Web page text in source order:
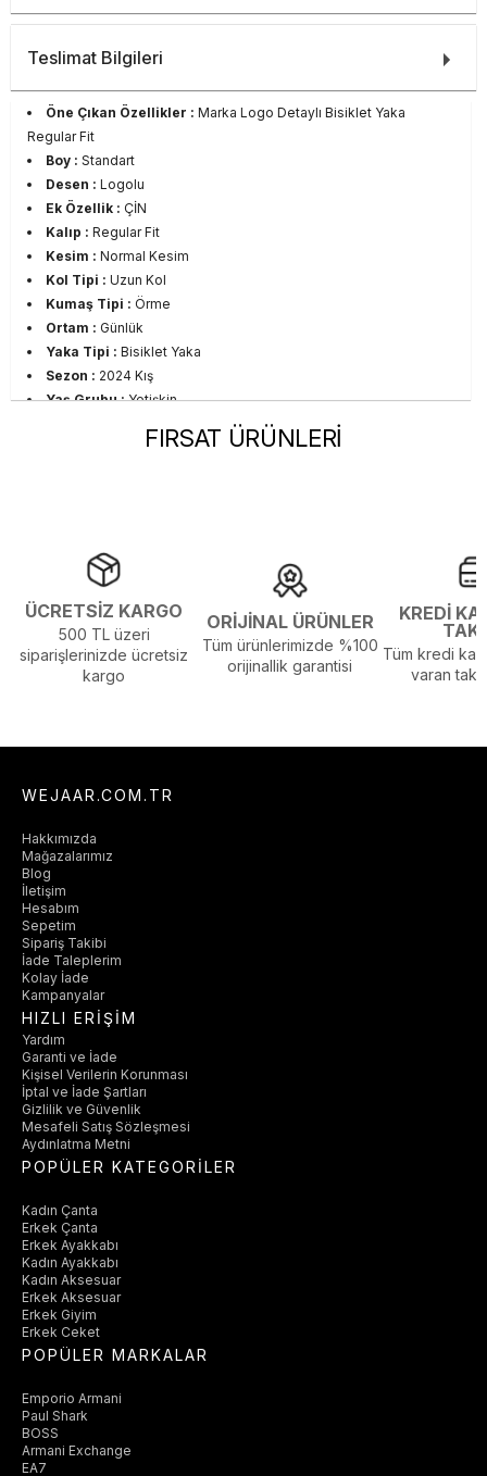
Teslimat Bilgileri
Öne Çıkan Özellikler : Marka Logo Detaylı Bisiklet Yaka
Regular Fit
Boy : Standart
Desen : Logolu
Ek Özellik : ÇİN
Kalıp : Regular Fit
Kesim : Normal Kesim
Kol Tipi : Uzun Kol
Kumaş Tipi : Örme
Ortam : Günlük
Yaka Tipi : Bisiklet Yaka
Sezon : 2024 Kış
Yaş Grubu :Yetişkin
Stüdyo Çekim Ortamında Bulunan Işık ve
Gölgelenmelerden Dolayı Renk Farklılıkları Olabilir
FIRSAT ÜRÜNLERİ
ÜCRETSİZ KARGO
500 TL üzeri
siparişlerinizde ücretsiz
kargo
ORİJİNAL ÜRÜNLER
Tüm ürünlerimizde %100
orijinallik garantisi
KREDİ
Tüm kredi
varan
WEJAAR.COM.TR
Hakkımızda
Mağazalarımız
Blog
İletişim
Hesabım
Sepetim
Sipariş Takibi
İade Taleplerim
Kolay İade
Kampanyalar
HIZLI ERİŞİM
Yardım
Garanti ve İade
Kişisel Verilerin Korunması
İptal ve İade Şartları
Gizlilik ve Güvenlik
Mesafeli Satış Sözleşmesi
Aydınlatma Metni
POPÜLER KATEGORİLER
Kadın Çanta
Erkek Çanta
Erkek Ayakkabı
Kadın Ayakkabı
Kadın Aksesuar
Erkek Aksesuar
Erkek Giyim
Erkek Ceket
POPÜLER MARKALAR
Emporio Armani
Paul Shark
BOSS
Armani Exchange
EA7